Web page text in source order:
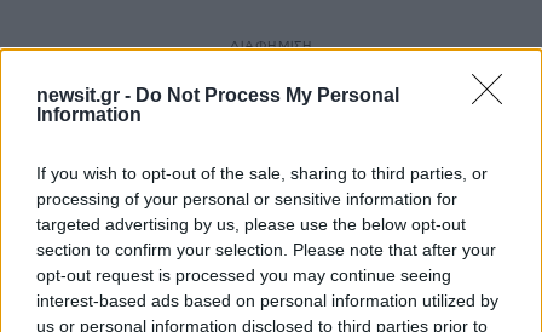
newsit.gr - Do Not Process My Personal
Information
If you wish to opt-out of the sale, sharing to third parties, or
processing of your personal or sensitive information for
targeted advertising by us, please use the below opt-out
section to confirm your selection. Please note that after your
opt-out request is processed you may continue seeing
interest-based ads based on personal information utilized by
us or personal information disclosed to third parties prior to
ΔΙΑΦΗΜΙΣΗ